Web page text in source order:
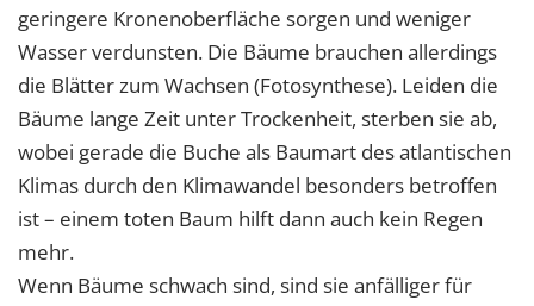
geringere Kronenoberfläche sorgen und weniger
Wasser verdunsten. Die Bäume brauchen allerdings
die Blätter zum Wachsen (Fotosynthese). Leiden die
Bäume lange Zeit unter Trockenheit, sterben sie ab,
wobei gerade die Buche als Baumart des atlantischen
Klimas durch den Klimawandel besonders betroffen
ist – einem toten Baum hilft dann auch kein Regen
mehr.
Wenn Bäume schwach sind, sind sie anfälliger für